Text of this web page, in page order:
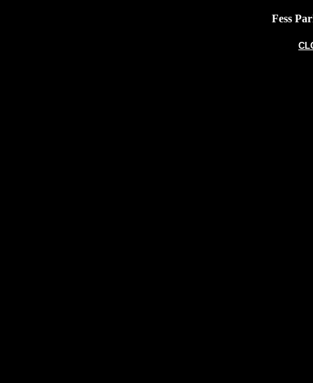
Fess